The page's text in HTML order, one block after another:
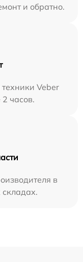
и обратно.
Veber
часов.
в